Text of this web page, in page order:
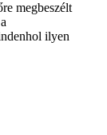
megbeszélt
ilyen